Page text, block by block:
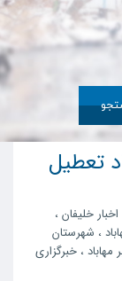
تعطیل
اخبار خلیفان ،
، شهرستان
مهاباد ، خبرگزاری